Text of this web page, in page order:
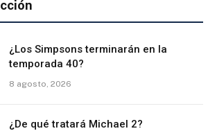
¿Los Simpsons terminarán en la
temporada 40?
8 agosto, 2026
¿De qué tratará Michael 2?